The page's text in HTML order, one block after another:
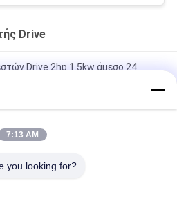
Drive
Drive 2hp 1.5kw άμεσο 24
τύπων εμβόλων
7:13 AM
you looking for?